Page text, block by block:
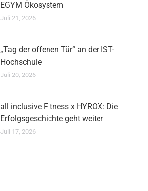
EGYM Ökosystem
Juli 21, 2026
„Tag der offenen Tür“ an der IST-
Hochschule
Juli 20, 2026
all inclusive Fitness x HYROX: Die
Erfolgsgeschichte geht weiter
Juli 17, 2026